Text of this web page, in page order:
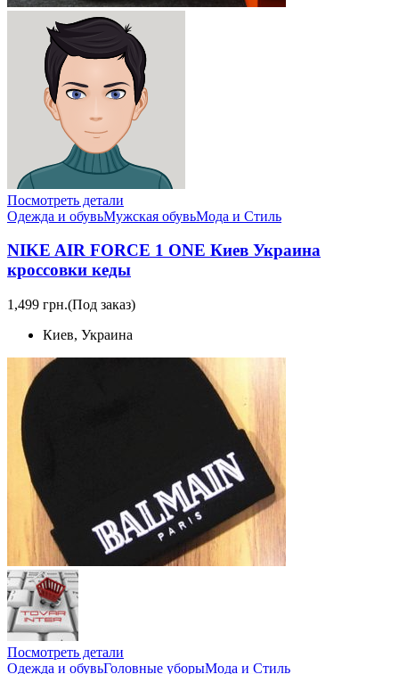
Посмотреть детали
Одежда и обувьМужская обувьМода и Стиль
NIKE AIR FORCE 1 ONE Киев Украина
кроссовки кеды
1,499 грн.(Под заказ)
Киев, Украина
Посмотреть детали
Одежда и обувьГоловные уборыМода и Стиль